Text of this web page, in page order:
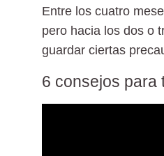
Entre los cuatro
pero hacia los dos o
guardar ciertas
6 consejos para